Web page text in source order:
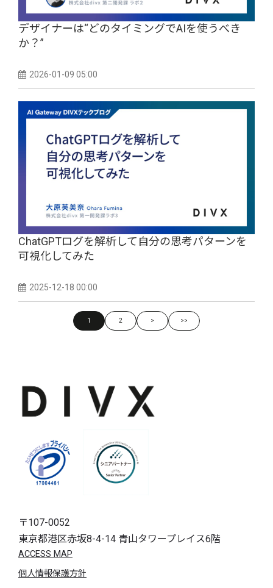
デザイナーは“どのタイミングでAIを使うべき
か？”
2026-01-09 05:00
ChatGPTログを解析して自分の思考パターンを
可視化してみた
2025-12-18 00:00
1 2 > >>
〒107-0052
東京都港区赤坂8-4-14 青山タワープレイス6階
ACCESS MAP
個人情報保護方針